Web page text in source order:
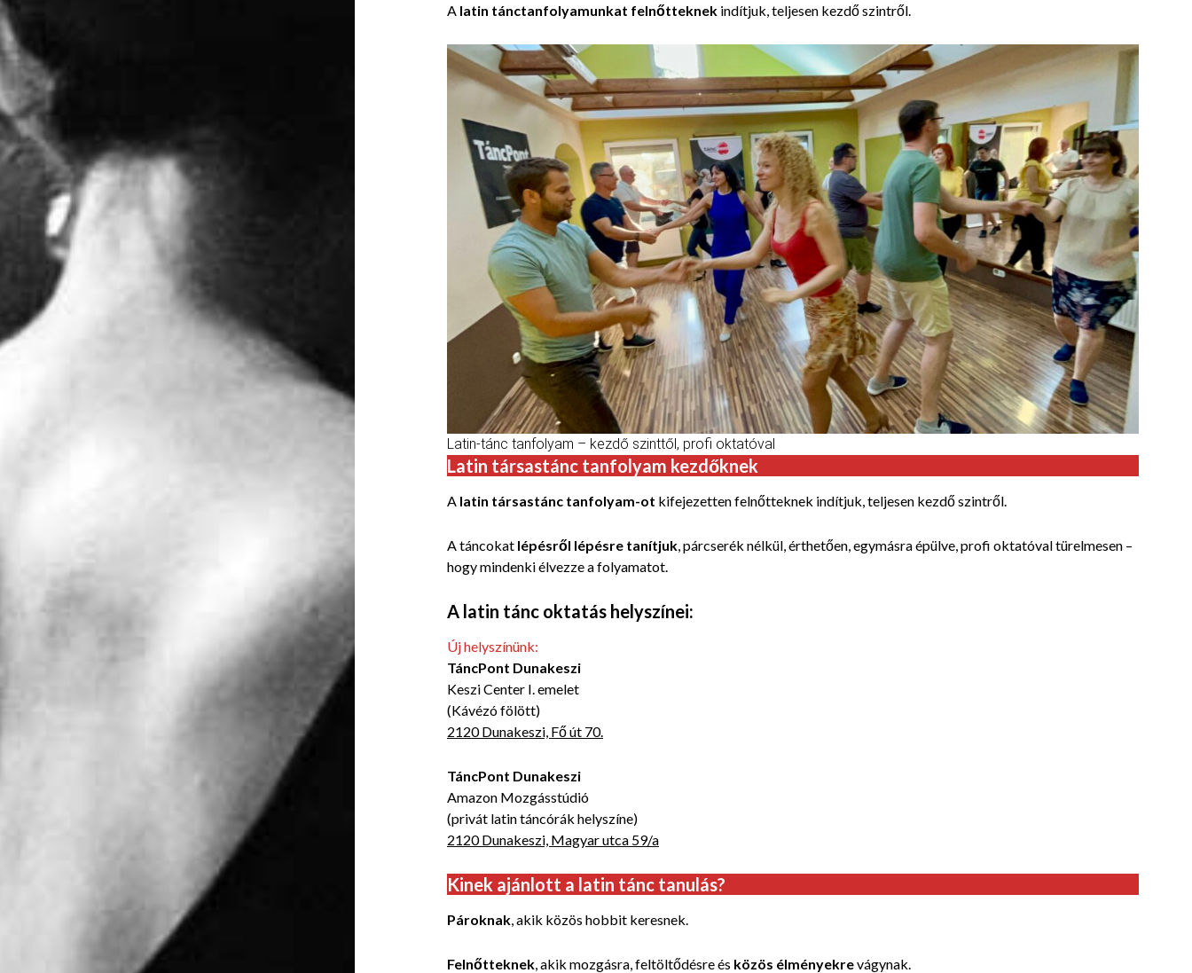
A latin tánctanfolyamunkat felnőtteknek indítjuk, teljesen kezdő szintről.
Latin-tánc tanfolyam – kezdő szinttől, profi oktatóval
Latin társastánc tanfolyam kezdőknek
A latin társastánc tanfolyam-ot kifejezetten felnőtteknek indítjuk, teljesen kezdő szintről.
A táncokat lépésről lépésre tanítjuk , párcserék nélkül, érthetően, egymásra épülve, profi oktatóval türelmesen –
hogy mindenki élvezze a folyamatot.
A latin tánc oktatás helyszínei:
Új helyszínünk:
TáncPont Dunakeszi
Keszi Center I. emelet
(Kávézó fölött)
2120 Dunakeszi, Fő út 70.
TáncPont Dunakeszi
Amazon Mozgásstúdió
(privát latin táncórák helyszíne)
2120 Dunakeszi, Magyar utca 59/a
Kinek ajánlott a latin tánc tanulás?
Pároknak , akik közös hobbit keresnek.
Felnőtteknek , akik mozgásra, feltöltődésre és közös élményekrevágynak.